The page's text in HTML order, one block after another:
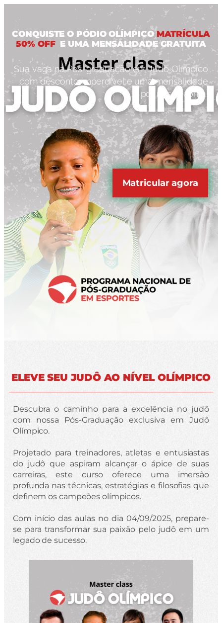
CONQUISTE O PÓDIO OLÍMPICO MATRÍCULA
50% OFF E UMA MENSALIDADE GRATUITA
Sua vaga na Pós-graduação em Judô Olímpico
com desconto imperdível e uma mensalidade
por nossa conta!
Matricular agora
ELEVE SEU JUDÔ AO NÍVEL OLÍMPICO
Descubra o caminho para a excelência no judô
com nossa Pós-Graduação exclusiva em Judô
Olímpico.
Projetado para treinadores, atletas e entusiastas
do judô que aspiram alcançar o ápice de suas
carreiras, este curso oferece uma imersão
profunda nas técnicas, estratégias e filosofias que
definem os campeões olímpicos.
Com início das aulas no dia 04/09/2025, prepare-
se para transformar sua paixão pelo judô em um
legado de sucesso.